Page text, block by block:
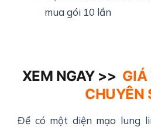
mua gói 10 lần
XEM NGAY >> GIÁ
CHUYÊN
Để có một diện mạo lung